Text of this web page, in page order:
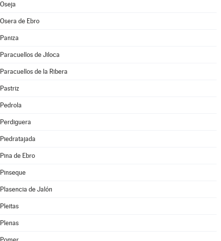
Oseja
Osera de Ebro
Paniza
Paracuellos de Jiloca
Paracuellos de la Ribera
Pastriz
Pedrola
Perdiguera
Piedratajada
Pina de Ebro
Pinseque
Plasencia de Jalón
Pleitas
Plenas